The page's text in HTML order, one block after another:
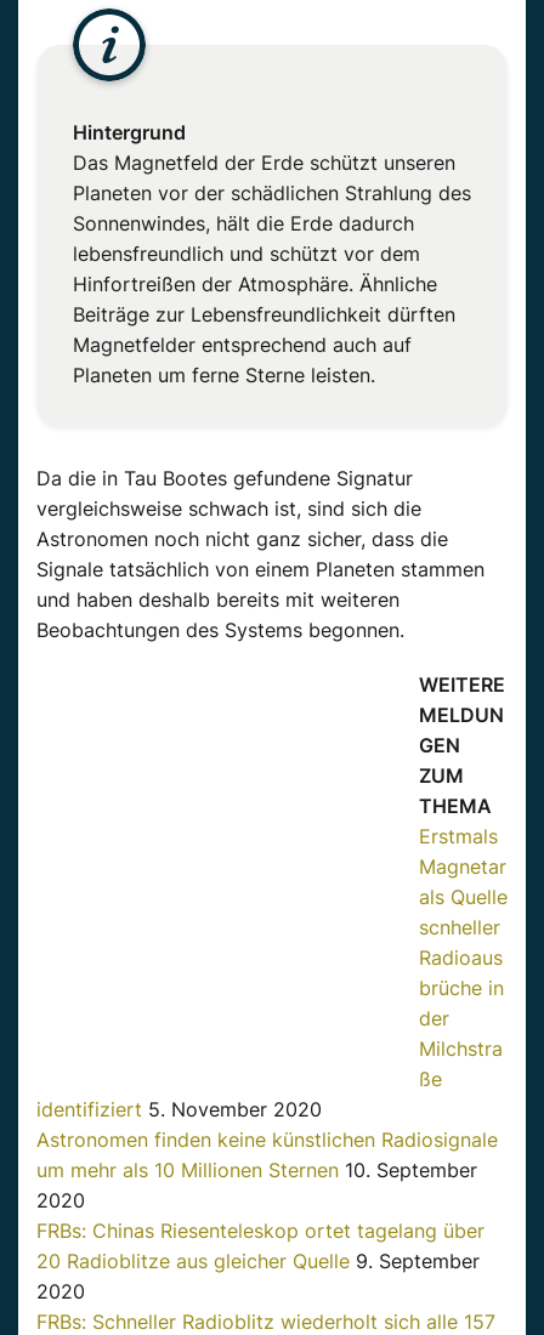
Hintergrund
Das Magnetfeld der Erde schützt unseren
Planeten vor der schädlichen Strahlung des
Sonnenwindes, hält die Erde dadurch
lebensfreundlich und schützt vor dem
Hinfortreißen der Atmosphäre. Ähnliche
Beiträge zur Lebensfreundlichkeit dürften
Magnetfelder entsprechend auch auf
Planeten um ferne Sterne leisten.
Da die in Tau Bootes gefundene Signatur
vergleichsweise schwach ist, sind sich die
Astronomen noch nicht ganz sicher, dass die
Signale tatsächlich von einem Planeten stammen
und haben deshalb bereits mit weiteren
Beobachtungen des Systems begonnen.
WEITERE
MELDUN
GEN
ZUM
THEMA
Erstmals
Magnetar
als Quelle
scnheller
Radioaus
brüche in
der
Milchstra
ße
identifiziert 5. November 2020
Astronomen finden keine künstlichen Radiosignale
um mehr als 10 Millionen Sternen 10. September
2020
FRBs: Chinas Riesenteleskop ortet tagelang über
20 Radioblitze aus gleicher Quelle 9. September
2020
FRBs: Schneller Radioblitz wiederholt sich alle 157